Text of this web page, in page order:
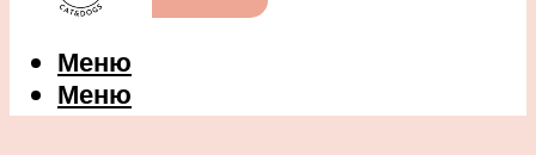
Меню
Меню